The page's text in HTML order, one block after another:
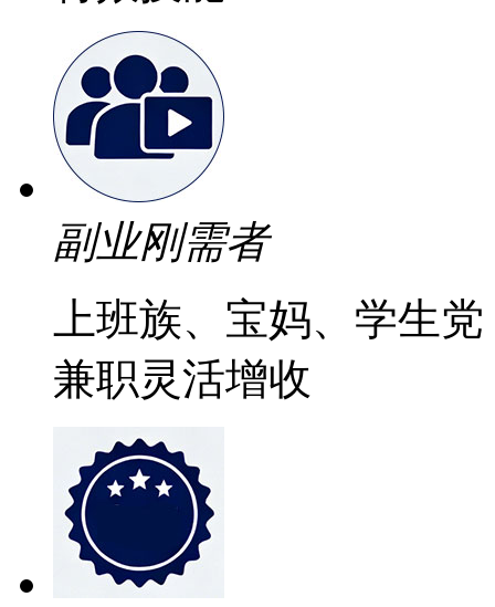
副业刚需者
上班族、宝妈、学生
兼职灵活增收